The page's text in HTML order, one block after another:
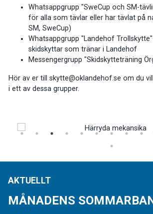
Whatsappgrupp "SweCup och SM-
för alla som tävlar eller har tävlat på
SM, SweCup)
Whatsappgrupp "Landehof
skidskyttar som tränar i Landehof
Messengergrupp "Skidskytteträning
Hör av er till skytte@oklandehof.se om du
i ett av dessa grupper.
AKTUELLT
MÅNADENS